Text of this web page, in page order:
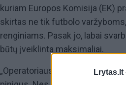
Lrytas.lt
kuriam Europos Komisija (EK)
skirtas ne tik futbolo
renginiams. Pasak jo, labai
būtų įveiklinta maksimaliai.
„Operatoriaus bus pareiga šitą